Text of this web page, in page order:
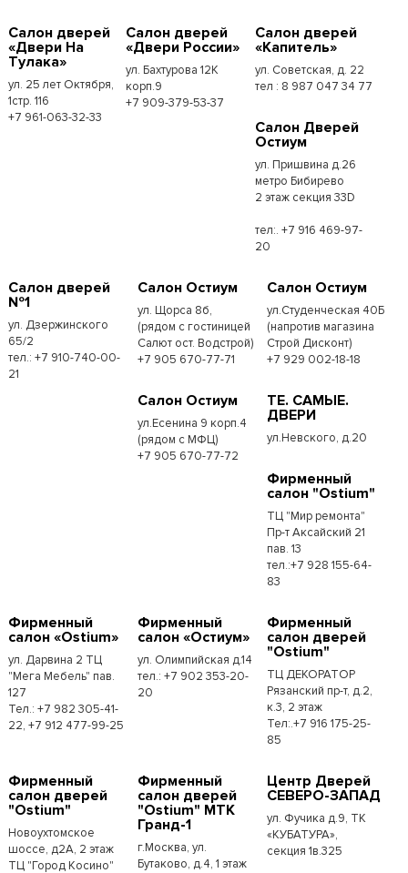
Салон дверей
«Двери На
Тулака»
ул. 25 лет Октября,
1стр. 116
+7 961-063-32-33
Салон дверей
«Двери России»
ул. Бахтурова 12К
корп.9
+7 909-379-53-37
Салон дверей
«Капитель»
ул. Советская, д. 22
тел : 8 987 047 34 77
Салон Дверей
Остиум
ул. Пришвина д.26
метро Бибирево
2 этаж секция 33D
тел:. +7 916 469-97-
20
Салон дверей
№1
ул. Дзержинского
65/2
тел.: +7 910-740-00-
21
Салон Остиум
ул. Щорса 8б,
(рядом с гостиницей
Салют ост. Водстрой)
+7 905 670-77-71
Салон Остиум
ул.Студенческая 40Б
(напротив магазина
Строй Дисконт)
+7 929 002-18-18
Салон Остиум
ул.Есенина 9 корп.4
(рядом с МФЦ)
+7 905 670-77-72
ТЕ. САМЫЕ.
ДВЕРИ
ул.Невского, д.20
Фирменный
салон "Ostium"
ТЦ "Мир ремонта"
Пр-т Аксайский 21
пав. 13
тел.:+7 928 155-64-
83
Фирменный
салон «Ostium»
ул. Дарвина 2 ТЦ
"Мега Мебель" пав.
127
Тел.: +7 982 305-41-
22, +7 912 477-99-25
Фирменный
салон «Остиум»
ул. Олимпийская д.14
тел.: +7 902 353-20-
20
Фирменный
салон дверей
"Ostium"
ТЦ ДЕКОРАТОР
Рязанский пр-т, д.2,
к.3, 2 этаж
Тел:.+7 916 175-25-
85
Фирменный
салон дверей
"Ostium"
Новоухтомское
шоссе, д2А, 2 этаж
ТЦ "Город Косино"
Фирменный
салон дверей
"Ostium" МТК
Гранд-1
г.Москва, ул.
Бутаково, д.4, 1 этаж
Центр Дверей
СЕВЕРО-ЗАПАД
ул. Фучика д.9, ТК
«КУБАТУРА»,
секция 1в.325